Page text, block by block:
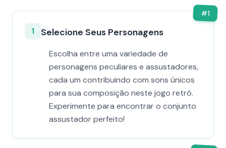
#1
1 Selecione Seus Personagens
Escolha entre uma variedade de
personagens peculiares e assustadores,
cada um contribuindo com sons únicos
para sua composição neste jogo retrô.
Experimente para encontrar o conjunto
assustador perfeito!